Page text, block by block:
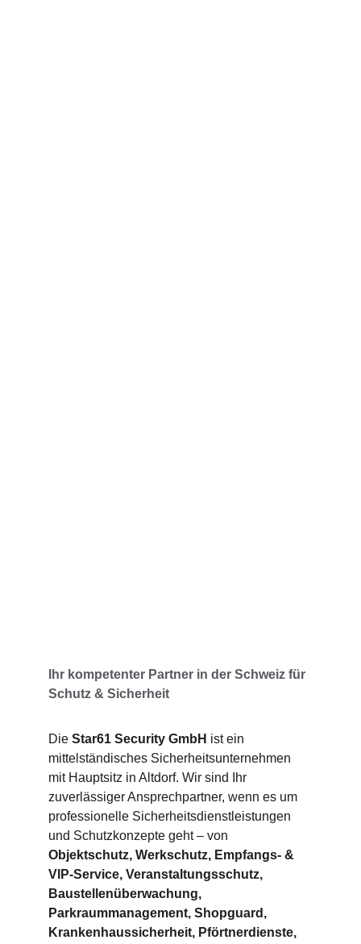
Ihr kompetenter Partner in der Schweiz für
Schutz & Sicherheit
Die Star61 Security GmbH ist ein
mittelständisches Sicherheitsunternehmen
mit Hauptsitz in Altdorf. Wir sind Ihr
zuverlässiger Ansprechpartner, wenn es um
professionelle Sicherheitsdienstleistungen
und Schutzkonzepte geht – von
Objektschutz, Werkschutz, Empfangs- &
VIP-Service, Veranstaltungsschutz,
Baustellenüberwachung,
Parkraummanagement, Shopguard,
Krankenhaussicherheit, Pförtnerdienste,